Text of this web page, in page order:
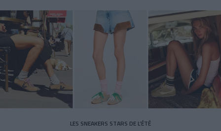
LES SNEAKERS STARS DE L’ÉTÉ